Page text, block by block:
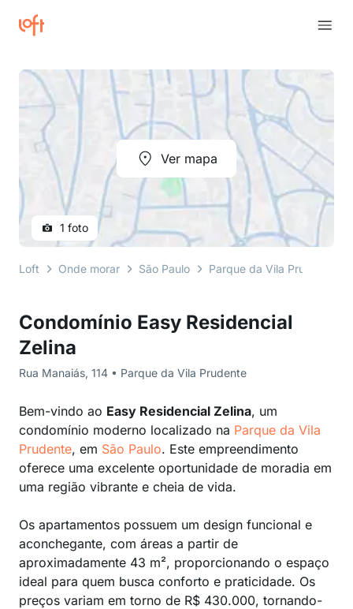
Condomínio Easy Residencial
Zelina
Rua Manaiás, 114 • Parque da Vila Prudente
Bem-vindo ao Easy Residencial Zelina, um
condomínio moderno localizado na Parque da Vila
Prudente, em São Paulo. Este empreendimento
oferece uma excelente oportunidade de moradia em
uma região vibrante e cheia de vida.
Os apartamentos possuem um design funcional e
aconchegante, com áreas a partir de
aproximadamente 43 m², proporcionando o espaço
ideal para quem busca conforto e praticidade. Os
preços variam em torno de R$ 430.000, tornando-
Ver mapa
1 foto
Loft Onde morar São Paulo Parque da Vila Prudente